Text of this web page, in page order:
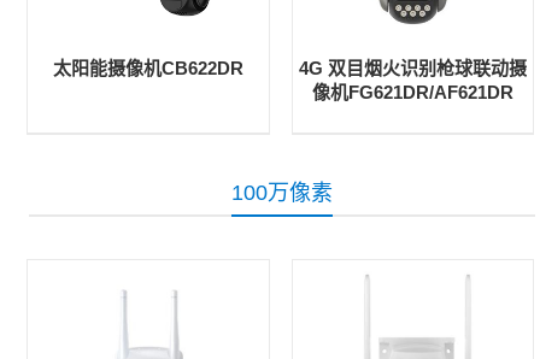
太阳能摄像机CB622DR
4G 双目烟火识别枪球联动摄
像机FG621DR/AF621DR
100万像素